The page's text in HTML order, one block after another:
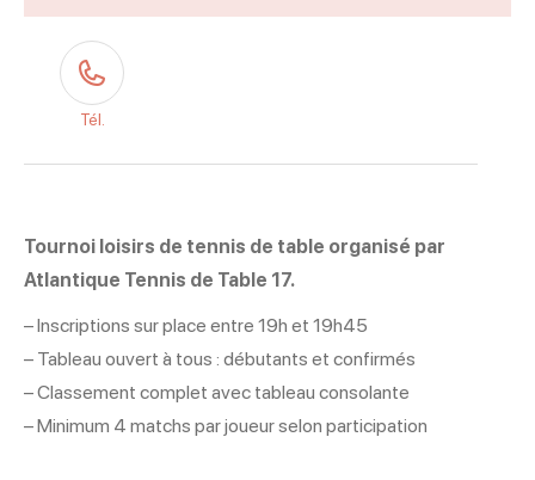
Tournoi loisirs de tennis de table organisé par
Atlantique Tennis de Table 17.
– Inscriptions sur place entre 19h et 19h45
– Tableau ouvert à tous : débutants et confirmés
– Classement complet avec tableau consolante
– Minimum 4 matchs par joueur selon participation
Tél.